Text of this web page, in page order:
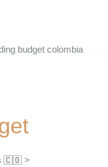
budget colombia
🇨🇴